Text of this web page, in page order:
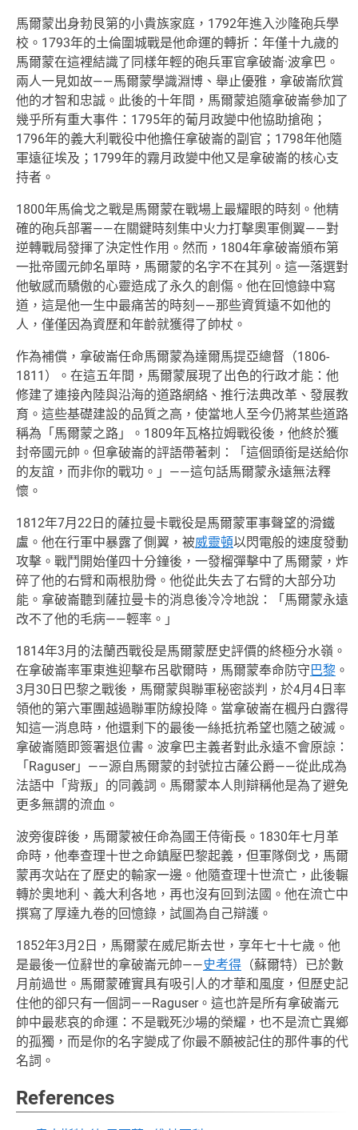
馬爾蒙出身勃艮第的小貴族家庭，1792年進入沙隆砲兵學
校。1793年的土倫圍城戰是他命運的轉折：年僅十九歲的
馬爾蒙在這裡結識了同樣年輕的砲兵軍官拿破崙·波拿巴。
兩人一見如故——馬爾蒙學識淵博、舉止優雅，拿破崙欣賞
他的才智和忠誠。此後的十年間，馬爾蒙追隨拿破崙參加了
幾乎所有重大事件：1795年的葡月政變中他協助搶砲；
1796年的義大利戰役中他擔任拿破崙的副官；1798年他隨
軍遠征埃及；1799年的霧月政變中他又是拿破崙的核心支
持者。
1800年馬倫戈之戰是馬爾蒙在戰場上最耀眼的時刻。他精
確的砲兵部署——在關鍵時刻集中火力打擊奧軍側翼——對
逆轉戰局發揮了決定性作用。然而，1804年拿破崙頒布第
一批帝國元帥名單時，馬爾蒙的名字不在其列。這一落選對
他敏感而驕傲的心靈造成了永久的創傷。他在回憶錄中寫
道，這是他一生中最痛苦的時刻——那些資質遠不如他的
人，僅僅因為資歷和年齡就獲得了帥杖。
作為補償，拿破崙任命馬爾蒙為達爾馬提亞總督（1806-
1811）。在這五年間，馬爾蒙展現了出色的行政才能：他
修建了連接內陸與沿海的道路網絡、推行法典改革、發展教
育。這些基礎建設的品質之高，使當地人至今仍將某些道路
稱為「馬爾蒙之路」。1809年瓦格拉姆戰役後，他終於獲
封帝國元帥。但拿破崙的評語帶著刺：「這個頭銜是送給你
的友誼，而非你的戰功。」——這句話馬爾蒙永遠無法釋
懷。
1812年7月22日的薩拉曼卡戰役是馬爾蒙軍事聲望的滑鐵
盧。他在行軍中暴露了側翼，被威靈頓以閃電般的速度發動
攻擊。戰鬥開始僅四十分鐘後，一發榴彈擊中了馬爾蒙，炸
碎了他的右臂和兩根肋骨。他從此失去了右臂的大部分功
能。拿破崙聽到薩拉曼卡的消息後冷冷地說：「馬爾蒙永遠
改不了他的毛病——輕率。」
1814年3月的法蘭西戰役是馬爾蒙歷史評價的終極分水嶺。
在拿破崙率軍東進迎擊布呂歇爾時，馬爾蒙奉命防守巴黎 。
3月30日巴黎之戰後，馬爾蒙與聯軍秘密談判，於4月4日率
領他的第六軍團越過聯軍防線投降。當拿破崙在楓丹白露得
知這一消息時，他還剩下的最後一絲抵抗希望也隨之破滅。
拿破崙隨即簽署退位書。波拿巴主義者對此永遠不會原諒：
「Raguser」——源自馬爾蒙的封號拉古薩公爵——從此成為
法語中「背叛」的同義詞。馬爾蒙本人則辯稱他是為了避免
更多無謂的流血。
波旁復辟後，馬爾蒙被任命為國王侍衛長。1830年七月革
命時，他奉查理十世之命鎮壓巴黎起義，但軍隊倒戈，馬爾
蒙再次站在了歷史的輸家一邊。他隨查理十世流亡，此後輾
轉於奧地利、義大利各地，再也沒有回到法國。他在流亡中
撰寫了厚達九卷的回憶錄，試圖為自己辯護。
1852年3月2日，馬爾蒙在威尼斯去世，享年七十七歲。他
是最後一位辭世的拿破崙元帥——史考得 （蘇爾特）已於數
月前過世。馬爾蒙確實具有吸引人的才華和風度，但歷史記
住他的卻只有一個詞——Raguser。這也許是所有拿破崙元
帥中最悲哀的命運：不是戰死沙場的榮耀，也不是流亡異鄉
的孤獨，而是你的名字變成了你最不願被記住的那件事的代
名詞。
References